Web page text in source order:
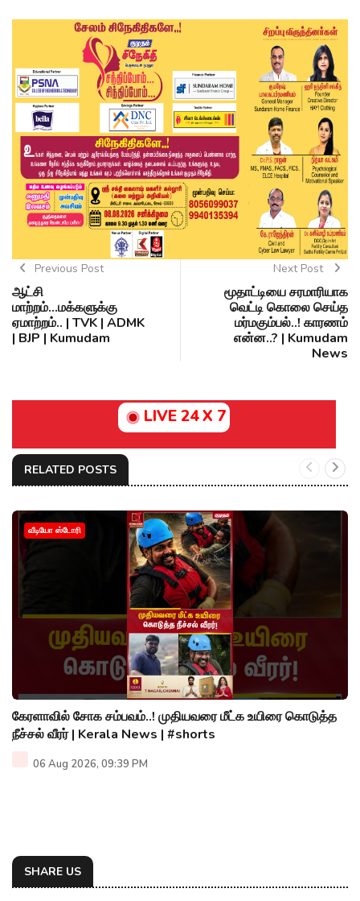
Previous Post
ஆட்சி
மாற்றம்...மக்களுக்கு
ஏமாற்றம்.. | TVK | ADMK
| BJP | Kumudam
Next Post
மூதாட்டியை சரமாரியாக
வெட்டி கொலை செய்த
மர்மகும்பல்..! காரணம்
என்ன..? | Kumudam
News
LIVE 24 X 7
RELATED POSTS
வீடியோ ஸ்டோரி
கேரளாவில் சோக சம்பவம்..! முதியவரை மீட்க உயிரை கொடுத்த
நீச்சல் வீரர் | Kerala News | #shorts
06 Aug 2026, 09:39 PM
SHARE US